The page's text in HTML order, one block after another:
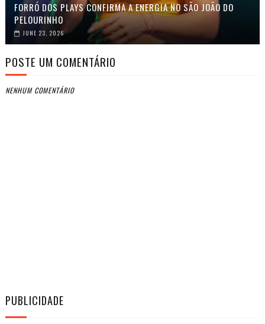
FORRÓ DOS PLAYS CONFIRMA A ENERGIA NO SÃO JOÃO DO
PELOURINHO
JUNE 23, 2026
POSTE UM COMENTÁRIO
NENHUM COMENTÁRIO
PUBLICIDADE